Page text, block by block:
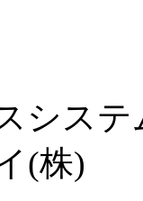
システ
(株)